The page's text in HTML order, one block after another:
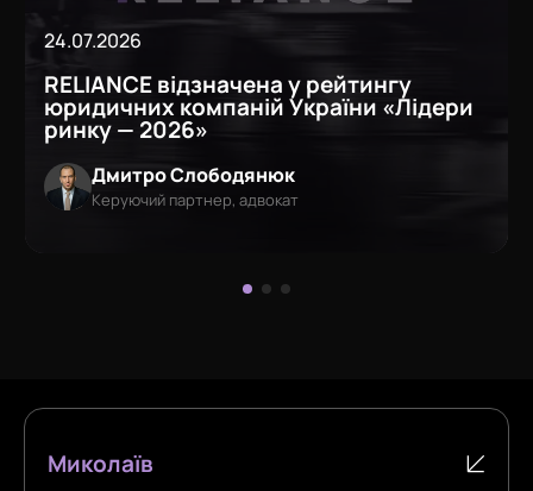
24.07.2026
RELIANCE відзначена у рейтингу
юридичних компаній України «Лідери
ринку — 2026»
Дмитро Слободянюк
Керуючий партнер, адвокат
Миколаїв